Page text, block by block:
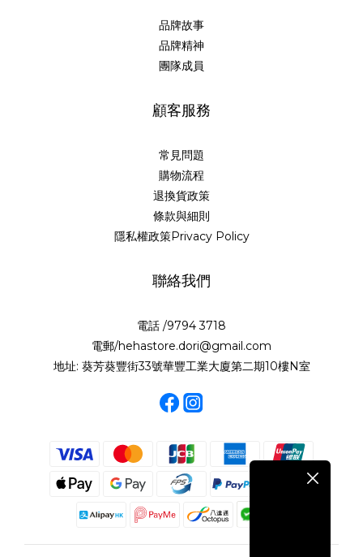
品牌故事
品牌精神
團隊成員
顧客服務
常見問題
購物流程
退換貨政策
條款與細則
隱私權政策Privacy Policy
聯絡我們
電話 /9794 3718
電郵/hehastore.dori@gmail.com
地址: 葵芳葵豐街33號華豐工業大廈第二期10樓N室